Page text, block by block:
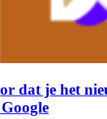
dat je het